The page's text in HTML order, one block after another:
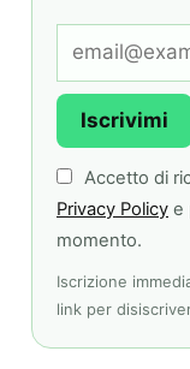
Iscrivimi
Accetto di
Privacy Policy e
momento.
Iscrizione
link per